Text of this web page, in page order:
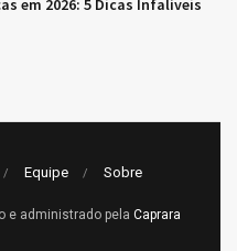
em 2026: 5 Dicas Infalíveis
Equipe Sobre
e administrado pela Caprara